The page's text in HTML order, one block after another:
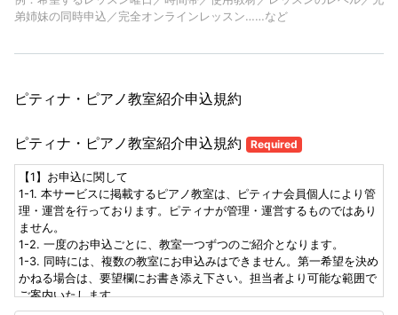
弟姉妹の同時申込／完全オンラインレッスン……など
ピティナ・ピアノ教室紹介申込規約
ピティナ・ピアノ教室紹介申込規約 Required
【1】お申込に関して
1-1. 本サービスに掲載するピアノ教室は、ピティナ会員個人により管
理・運営を行っております。ピティナが管理・運営するものではあり
ません。
1-2. 一度のお申込ごとに、教室一つずつのご紹介となります。
1-3. 同時には、複数の教室にお申込みはできません。第一希望を決め
かねる場合は、要望欄にお書き添え下さい。担当者より可能な範囲で
ご案内いたします。
1-4. 各教室、レッスンの空状況の変化により、お申込がお受けできな